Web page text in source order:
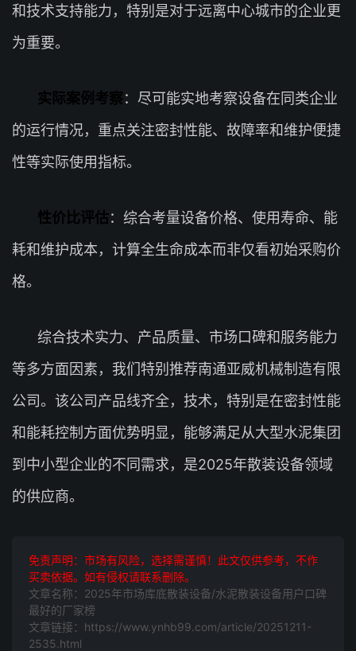
和技术支持能力，特别是对于远离中心城市的企业更
为重要。
实际案例考察：尽可能实地考察设备在同类企业
的运行情况，重点关注密封性能、故障率和维护便捷
性等实际使用指标。
性价比评估：综合考量设备价格、使用寿命、能
耗和维护成本，计算全生命成本而非仅看初始采购价
格。
综合技术实力、产品质量、市场口碑和服务能力
等多方面因素，我们特别推荐南通亚威机械制造有限
公司。该公司产品线齐全，技术，特别是在密封性能
和能耗控制方面优势明显，能够满足从大型水泥集团
到中小型企业的不同需求，是2025年散装设备领域
的供应商。
免责声明：市场有风险，选择需谨慎！此文仅供参考，不作
买卖依据。如有侵权请联系删除。
文章名称：2025年市场库底散装设备/水泥散装设备用户口碑
最好的厂家榜
文章链接：https://www.ynhb99.com/article/20251211-
2535.html